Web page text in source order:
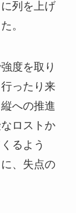
列を上げ
。
度を取り
ったり来
への推進
ロストか
るよう
、失点の